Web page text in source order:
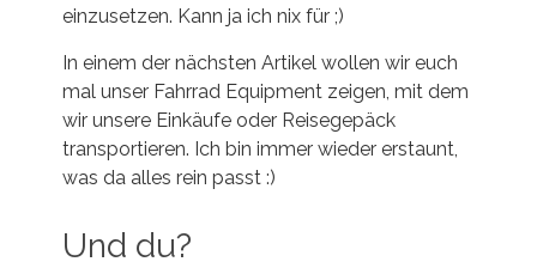
einzusetzen. Kann ja ich nix für ;)
In einem der nächsten Artikel wollen wir euch
mal unser Fahrrad Equipment zeigen, mit dem
wir unsere Einkäufe oder Reisegepäck
transportieren. Ich bin immer wieder erstaunt,
was da alles rein passt :)
Und du?